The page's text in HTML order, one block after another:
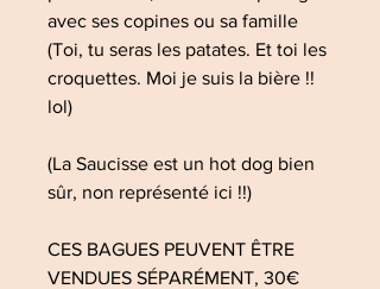
avec ses copines ou sa famille
(Toi, tu seras les patates. Et toi les
croquettes. Moi je suis la bière !!
lol)
(La Saucisse est un hot dog bien
sûr, non représenté ici !!)
CES BAGUES PEUVENT ÊTRE
VENDUES SÉPARÉMENT, 30€